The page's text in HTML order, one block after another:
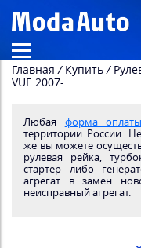
Главная / Купить /
VUE 2007-
Любая форма оплаты
территории России.
же вы можете
рулевая рейка,
стартер либо
агрегат в замен
неисправный агрегат.